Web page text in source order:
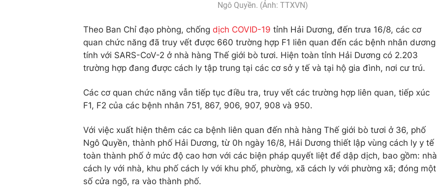
Ngô Quyền. (Ảnh: TTXVN)
Theo Ban Chỉ đạo phòng, chống dịch COVID-19 tỉnh Hải Dương, đến trưa 16/8, các cơ
quan chức năng đã truy vết được 660 trường hợp F1 liên quan đến các bệnh nhân dương
tính với SARS-CoV-2 ở nhà hàng Thế giới bò tươi. Hiện toàn tỉnh Hải Dương có 2.203
trường hợp đang được cách ly tập trung tại các cơ sở y tế và tại hộ gia đình, nơi cư trú.
Các cơ quan chức năng vẫn tiếp tục điều tra, truy vết các trường hợp liên quan, tiếp xúc
F1, F2 của các bệnh nhân 751, 867, 906, 907, 908 và 950.
Với việc xuất hiện thêm các ca bệnh liên quan đến nhà hàng Thế giới bò tươi ở 36, phố
Ngô Quyền, thành phố Hải Dương, từ 0h ngày 16/8, Hải Dương thiết lập vùng cách ly y tế
toàn thành phố ở mức độ cao hơn với các biện pháp quyết liệt để dập dịch, bao gồm: nhà
cách ly với nhà, khu phố cách ly với khu phố, phường, xã cách ly với phường xã; đóng một
số cửa ngõ, ra vào thành phố.